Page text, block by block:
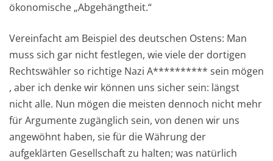
ökonomische „Abgehängtheit.“
Vereinfacht am Beispiel des deutschen Ostens: Man
muss sich gar nicht festlegen, wie viele der dortigen
Rechtswähler so richtige Nazi A********** sein mögen
, aber ich denke wir können uns sicher sein: längst
nicht alle. Nun mögen die meisten dennoch nicht mehr
für Argumente zugänglich sein, von denen wir uns
angewöhnt haben, sie für die Währung der
aufgeklärten Gesellschaft zu halten; was natürlich